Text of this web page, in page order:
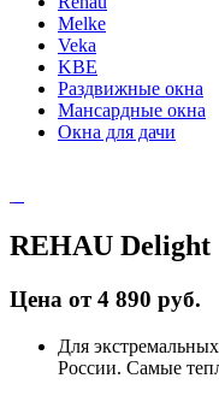
Melke
Veka
KBE
Раздвижные окна
Мансардные окна
Окна для дачи
REHAU Delight
Цена от 4 890 руб.
Для
России. Самые